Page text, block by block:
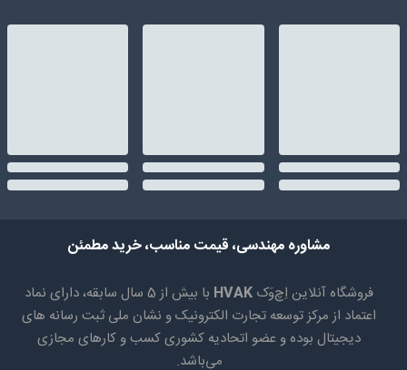
مشاوره مهندسی، قیمت مناسب، خرید مطمئن
فروشگاه آنلاین اِچ‌وَک HVAK
با بیش از 5 سال سابقه، دارای نماد
اعتماد از مرکز توسعه تجارت الکترونیک و نشان ملی ثبت رسانه های
دیجیتال بوده و عضو اتحادیه کشوری کسب و کارهای مجازی
می‌باشد.